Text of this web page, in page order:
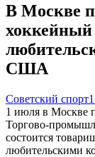
В Москве
США
Советский спорт
1 июля в Москве
Торгово-
состоится
любительскими